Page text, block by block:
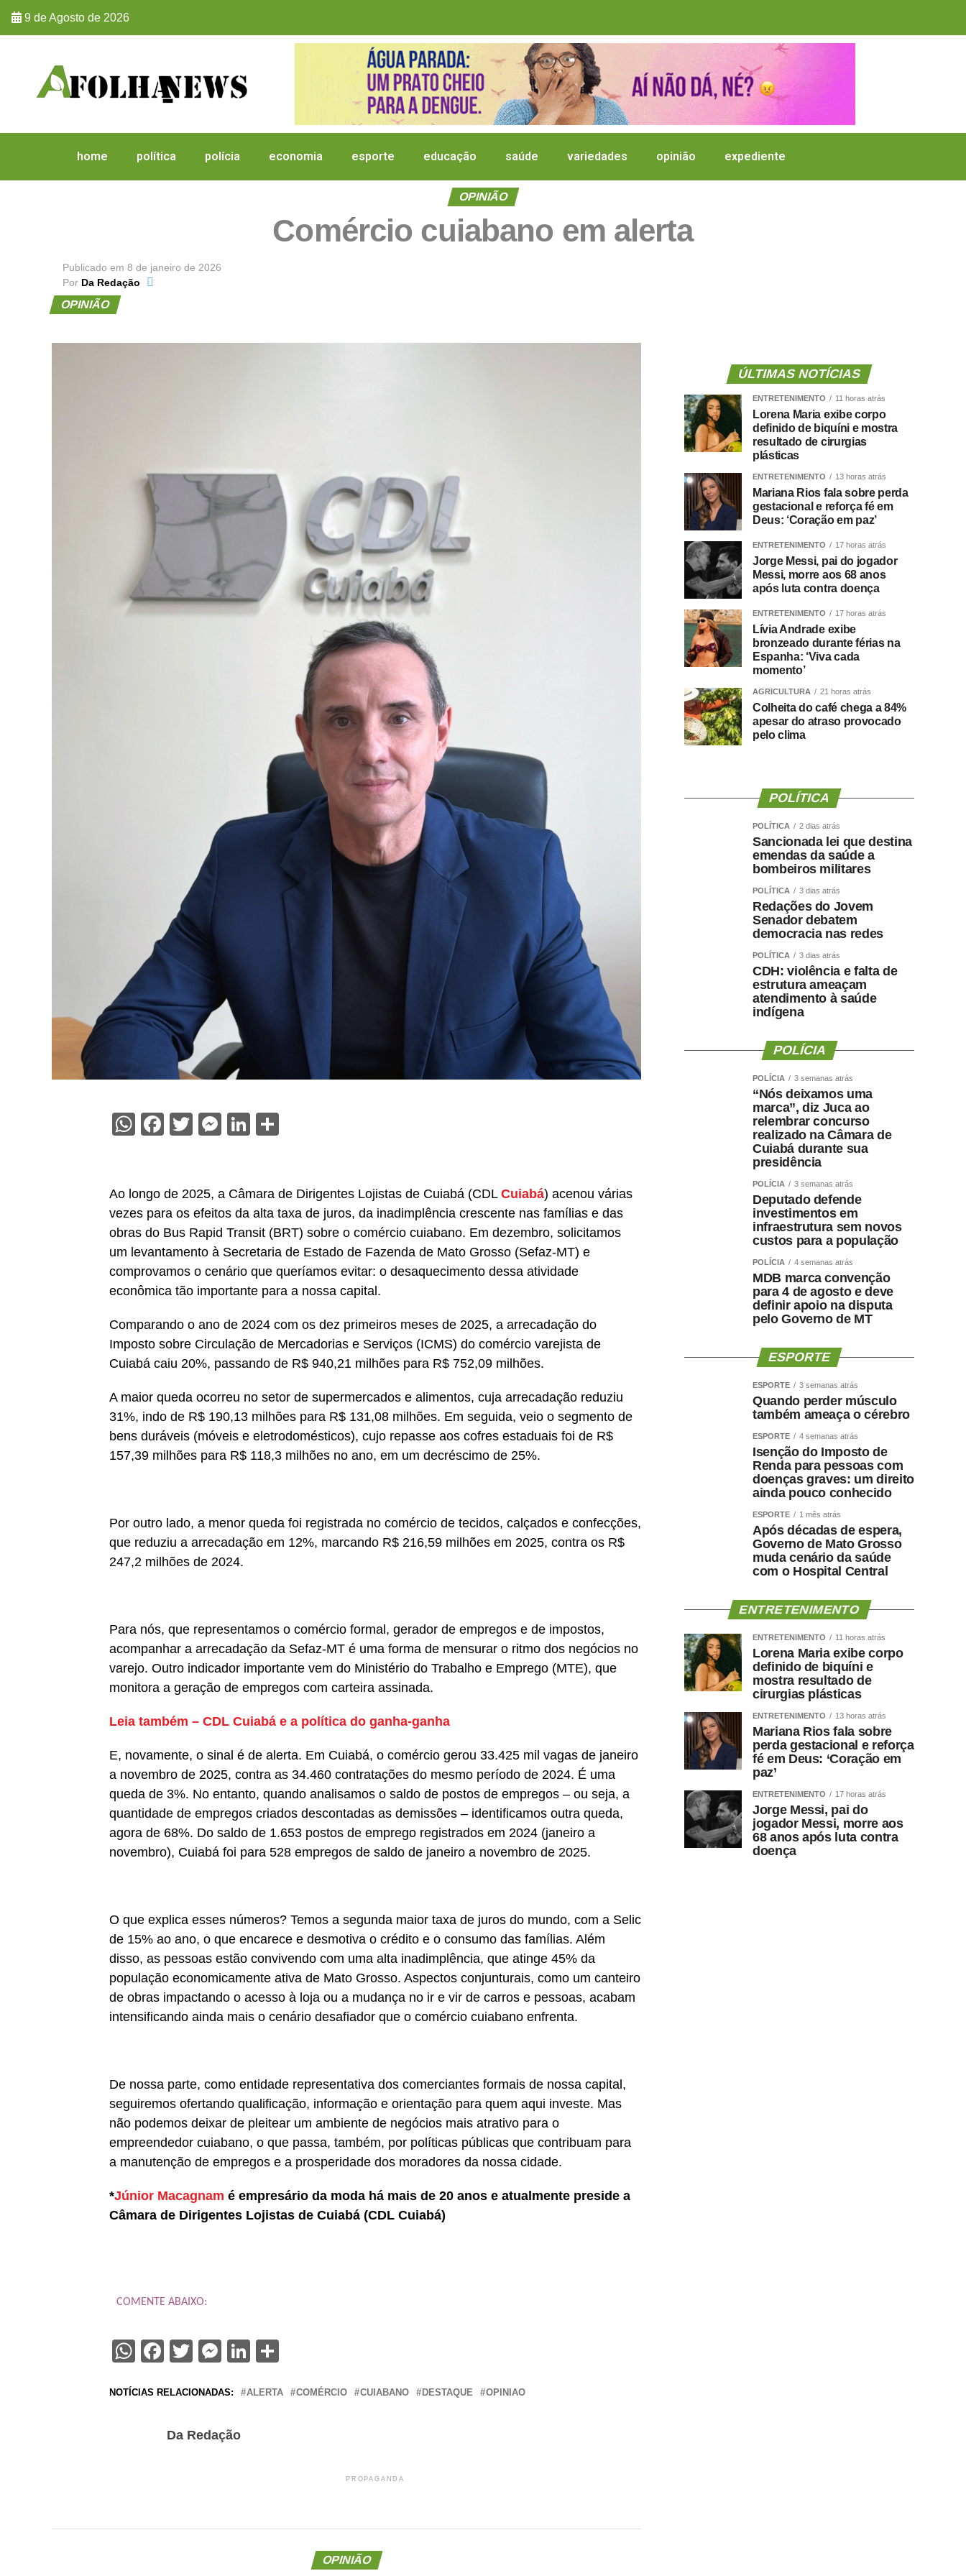
9 de Agosto de 2026
home política polícia economia esporte educação saúde variedades opinião expediente
OPINIÃO
Comércio cuiabano em alerta
Publicado em 8 de janeiro de 2026
Por Da Redação
OPINIÃO
WhatsApp
Facebook
TwitterMessenger
LinkedIn
Ao longo de 2025, a Câmara de Dirigentes Lojistas de Cuiabá (CDL Cuiabá) acenou várias
vezes para os efeitos da alta taxa de juros, da inadimplência crescente nas famílias e das
obras do Bus Rapid Transit (BRT) sobre o comércio cuiabano. Em dezembro, solicitamos
um levantamento à Secretaria de Estado de Fazenda de Mato Grosso (Sefaz-MT) e
comprovamos o cenário que queríamos evitar: o desaquecimento dessa atividade
econômica tão importante para a nossa capital.
Comparando o ano de 2024 com os dez primeiros meses de 2025, a arrecadação do
Imposto sobre Circulação de Mercadorias e Serviços (ICMS) do comércio varejista de
Cuiabá caiu 20%, passando de R$ 940,21 milhões para R$ 752,09 milhões.
A maior queda ocorreu no setor de supermercados e alimentos, cuja arrecadação reduziu
31%, indo de R$ 190,13 milhões para R$ 131,08 milhões. Em seguida, veio o segmento de
bens duráveis (móveis e eletrodomésticos), cujo repasse aos cofres estaduais foi de R$
157,39 milhões para R$ 118,3 milhões no ano, em um decréscimo de 25%.
Por outro lado, a menor queda foi registrada no comércio de tecidos, calçados e confecções,
que reduziu a arrecadação em 12%, marcando R$ 216,59 milhões em 2025, contra os R$
247,2 milhões de 2024.
Para nós, que representamos o comércio formal, gerador de empregos e de impostos,
acompanhar a arrecadação da Sefaz-MT é uma forma de mensurar o ritmo dos negócios no
varejo. Outro indicador importante vem do Ministério do Trabalho e Emprego (MTE), que
monitora a geração de empregos com carteira assinada.
Leia também – CDL Cuiabá e a política do ganha-ganha
E, novamente, o sinal é de alerta. Em Cuiabá, o comércio gerou 33.425 mil vagas de janeiro
a novembro de 2025, contra as 34.460 contratações do mesmo período de 2024. É uma
queda de 3%. No entanto, quando analisamos o saldo de postos de empregos – ou seja, a
quantidade de empregos criados descontadas as demissões – identificamos outra queda,
agora de 68%. Do saldo de 1.653 postos de emprego registrados em 2024 (janeiro a
novembro), Cuiabá foi para 528 empregos de saldo de janeiro a novembro de 2025.
O que explica esses números? Temos a segunda maior taxa de juros do mundo, com a Selic
de 15% ao ano, o que encarece e desmotiva o crédito e o consumo das famílias. Além
disso, as pessoas estão convivendo com uma alta inadimplência, que atinge 45% da
população economicamente ativa de Mato Grosso. Aspectos conjunturais, como um canteiro
de obras impactando o acesso à loja ou a mudança no ir e vir de carros e pessoas, acabam
intensificando ainda mais o cenário desafiador que o comércio cuiabano enfrenta.
De nossa parte, como entidade representativa dos comerciantes formais de nossa capital,
seguiremos ofertando qualificação, informação e orientação para quem aqui investe. Mas
não podemos deixar de pleitear um ambiente de negócios mais atrativo para o
empreendedor cuiabano, o que passa, também, por políticas públicas que contribuam para
a manutenção de empregos e a prosperidade dos moradores da nossa cidade.
*Júnior Macagnam é empresário da moda há mais de 20 anos e atualmente preside a
Câmara de Dirigentes Lojistas de Cuiabá (CDL Cuiabá)
COMENTE ABAIXO:
WhatsApp
Facebook
TwitterMessenger
LinkedIn
NOTÍCIAS RELACIONADAS: ALERTA COMÉRCIO CUIABANO DESTAQUE OPINIAO
Da Redação
PROPAGANDA
OPINIÃO
ÚLTIMAS NOTÍCIAS
ENTRETENIMENTO 11 horas atrás
Lorena Maria exibe corpo
definido de biquíni e mostra
resultado de cirurgias
plásticas
ENTRETENIMENTO 13 horas atrás
Mariana Rios fala sobre perda
gestacional e reforça fé em
Deus: ‘Coração em paz’
ENTRETENIMENTO 17 horas atrás
Jorge Messi, pai do jogador
Messi, morre aos 68 anos
após luta contra doença
ENTRETENIMENTO 17 horas atrás
Lívia Andrade exibe
bronzeado durante férias na
Espanha: ‘Viva cada
momento’
AGRICULTURA 21 horas atrás
Colheita do café chega a 84%
apesar do atraso provocado
pelo clima
POLÍTICA
POLÍTICA 2 dias atrás
Sancionada lei que destina
emendas da saúde a
bombeiros militares
POLÍTICA 3 dias atrás
Redações do Jovem
Senador debatem
democracia nas redes
POLÍTICA 3 dias atrás
CDH: violência e falta de
estrutura ameaçam
atendimento à saúde
indígena
POLÍCIA
POLÍCIA 3 semanas atrás
“Nós deixamos uma
marca”, diz Juca ao
relembrar concurso
realizado na Câmara de
Cuiabá durante sua
presidência
POLÍCIA 3 semanas atrás
Deputado defende
investimentos em
infraestrutura sem novos
custos para a população
POLÍCIA 4 semanas atrás
MDB marca convenção
para 4 de agosto e deve
definir apoio na disputa
pelo Governo de MT
ESPORTE
ESPORTE 3 semanas atrás
Quando perder músculo
também ameaça o cérebro
ESPORTE 4 semanas atrás
Isenção do Imposto de
Renda para pessoas com
doenças graves: um direito
ainda pouco conhecido
ESPORTE 1 mês atrás
Após décadas de espera,
Governo de Mato Grosso
muda cenário da saúde
com o Hospital Central
ENTRETENIMENTO
ENTRETENIMENTO 11 horas atrás
Lorena Maria exibe corpo
definido de biquíni e
mostra resultado de
cirurgias plásticas
ENTRETENIMENTO 13 horas atrás
Mariana Rios fala sobre
perda gestacional e reforça
fé em Deus: ‘Coração em
paz’
ENTRETENIMENTO 17 horas atrás
Jorge Messi, pai do
jogador Messi, morre aos
68 anos após luta contra
doença